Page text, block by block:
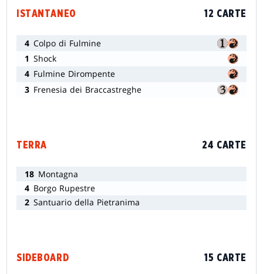
ISTANTANEO 12 CARTE
4 Colpo di Fulmine
1 Shock
4 Fulmine Dirompente
3 Frenesia dei Braccastreghe
TERRA 24 CARTE
18 Montagna
4 Borgo Rupestre
2 Santuario della Pietranima
SIDEBOARD 15 CARTE